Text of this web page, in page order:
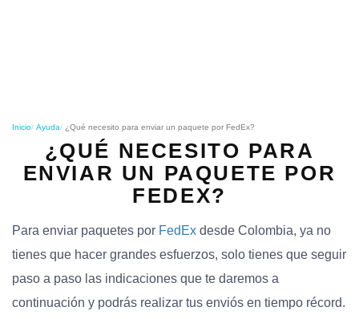
Inicio Ayuda ¿Qué necesito para enviar un paquete por FedEx?
¿QUÉ NECESITO PARA
ENVIAR UN PAQUETE POR
FEDEX?
Para enviar paquetes por FedEx desde Colombia, ya no
tienes que hacer grandes esfuerzos, solo tienes que seguir
paso a paso las indicaciones que te daremos a
continuación y podrás realizar tus enviós en tiempo récord.